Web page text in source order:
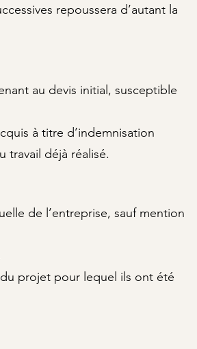
repoussera d’autant la
au devis initial, susceptible
à titre d’indemnisation
travail déjà réalisé.
de l’entreprise, sauf mention
projet pour lequel ils ont été